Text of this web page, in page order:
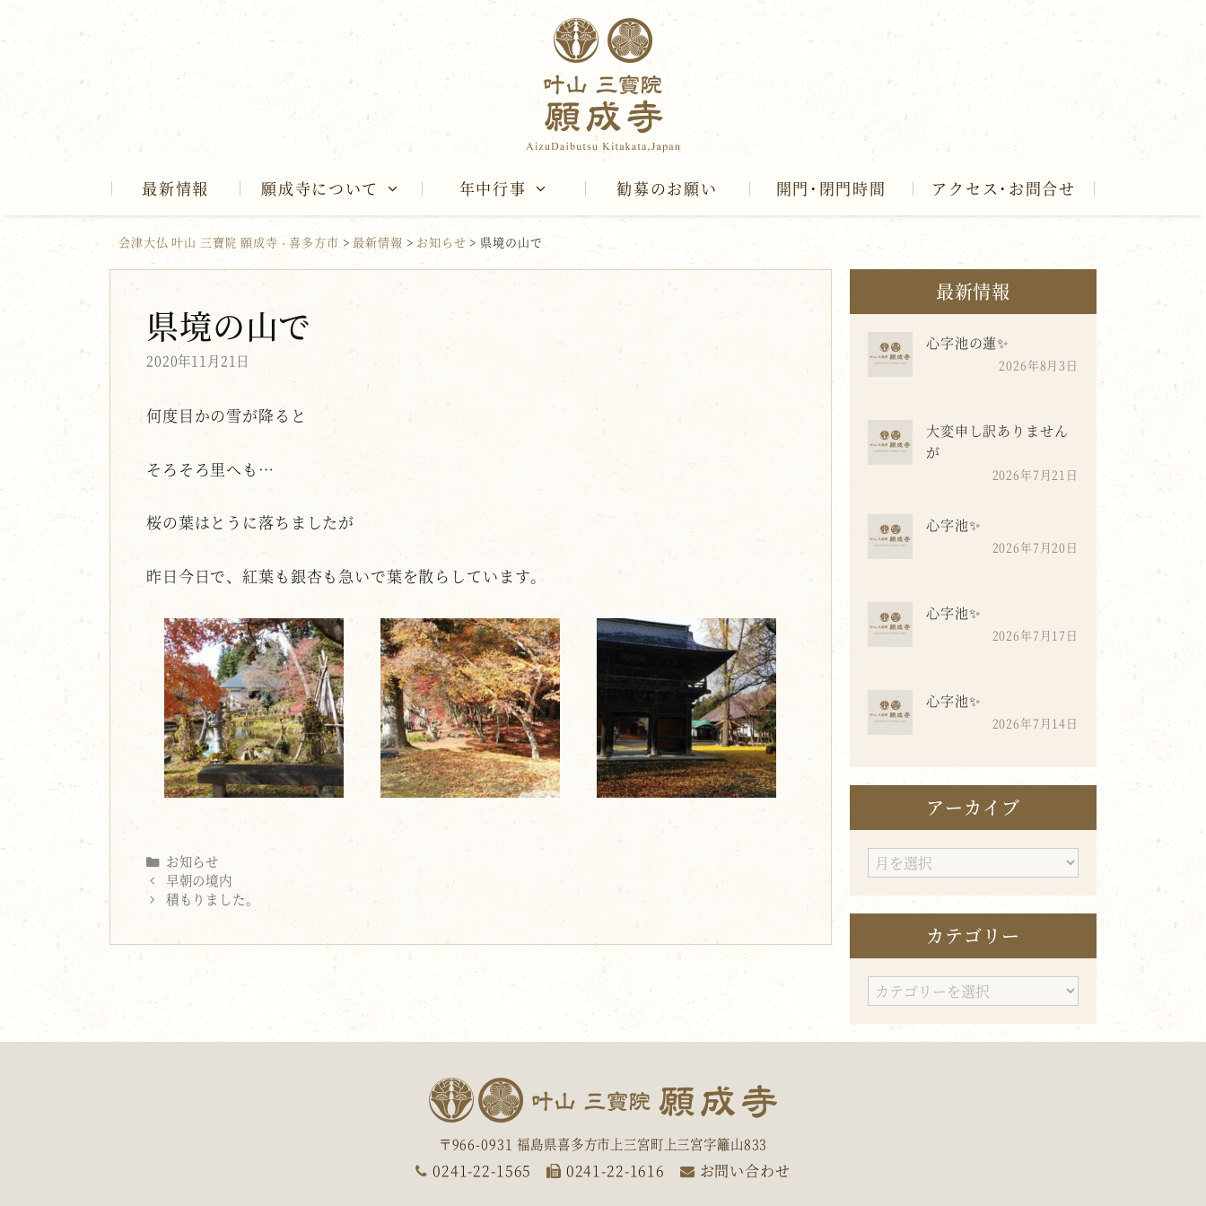
to
content
最新情報 願成寺について 年中行事 勧募のお願い 開門･閉門時間 アクセス･お問合せ
会津大仏 叶山 三寶院 願成寺 - 喜多方市 >最新情報 > お知らせ > 県境の山で
県境の山で
2020年11月21日
何度目かの雪が降ると
そろそろ里へも…
桜の葉はとうに落ちましたが
昨日今日で、紅葉も銀杏も急いで葉を散らしています。
Categories
お知らせ
早朝の境内
積もりました。
最新情報
心字池の蓮✨
2026年8月3日
大変申し訳ありません
が
2026年7月21日
心字池✨
2026年7月20日
心字池✨
2026年7月17日
心字池✨
2026年7月14日
アーカイブ
ア
カ
ブ
カテゴリー
カ
ゴ
〒966-0931 福島県喜多方市上三宮町上三宮字籬山833
0241-22-1565 0241-22-1616 お問い合わせ